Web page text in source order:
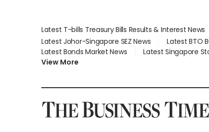
Latest T-bills Treasury Bills Results & Interest News
Latest Johor-Singapore SEZ News
Latest BTO
Latest Bonds Market News
Latest Singapore
View More